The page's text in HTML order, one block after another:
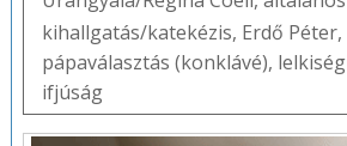
kihallgatás/katekézis, Erdő Péter,
pápaválasztás (konklávé),
ifjúság